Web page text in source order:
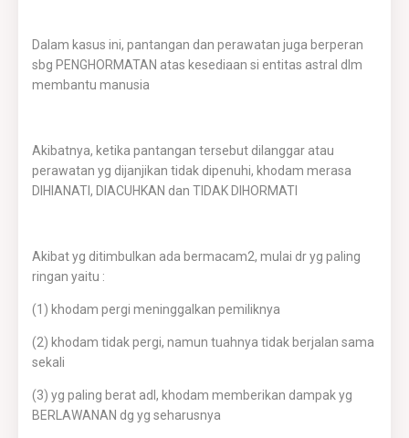
Dalam kasus ini, pantangan dan perawatan juga berperan
sbg PENGHORMATAN atas kesediaan si entitas astral dlm
membantu manusia
Akibatnya, ketika pantangan tersebut dilanggar atau
perawatan yg dijanjikan tidak dipenuhi, khodam merasa
DIHIANATI, DIACUHKAN dan TIDAK DIHORMATI
Akibat yg ditimbulkan ada bermacam2, mulai dr yg paling
ringan yaitu :
(1) khodam pergi meninggalkan pemiliknya
(2) khodam tidak pergi, namun tuahnya tidak berjalan sama
sekali
(3) yg paling berat adl, khodam memberikan dampak yg
BERLAWANAN dg yg seharusnya